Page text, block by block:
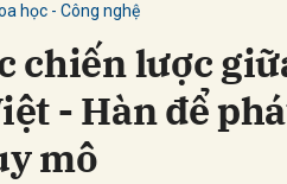
học - Công nghệ
chiến lược
- Hàn để
mô